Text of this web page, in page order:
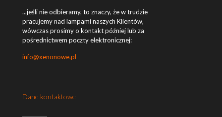
...jeśli nie odbieramy, to znaczy, że w trudzie
pracujemy nad lampami naszych Klientów,
wówczas prosimy o kontakt później lub za
pośrednictwem poczty elektronicznej:
info@xenonowe.pl
Dane kontaktowe